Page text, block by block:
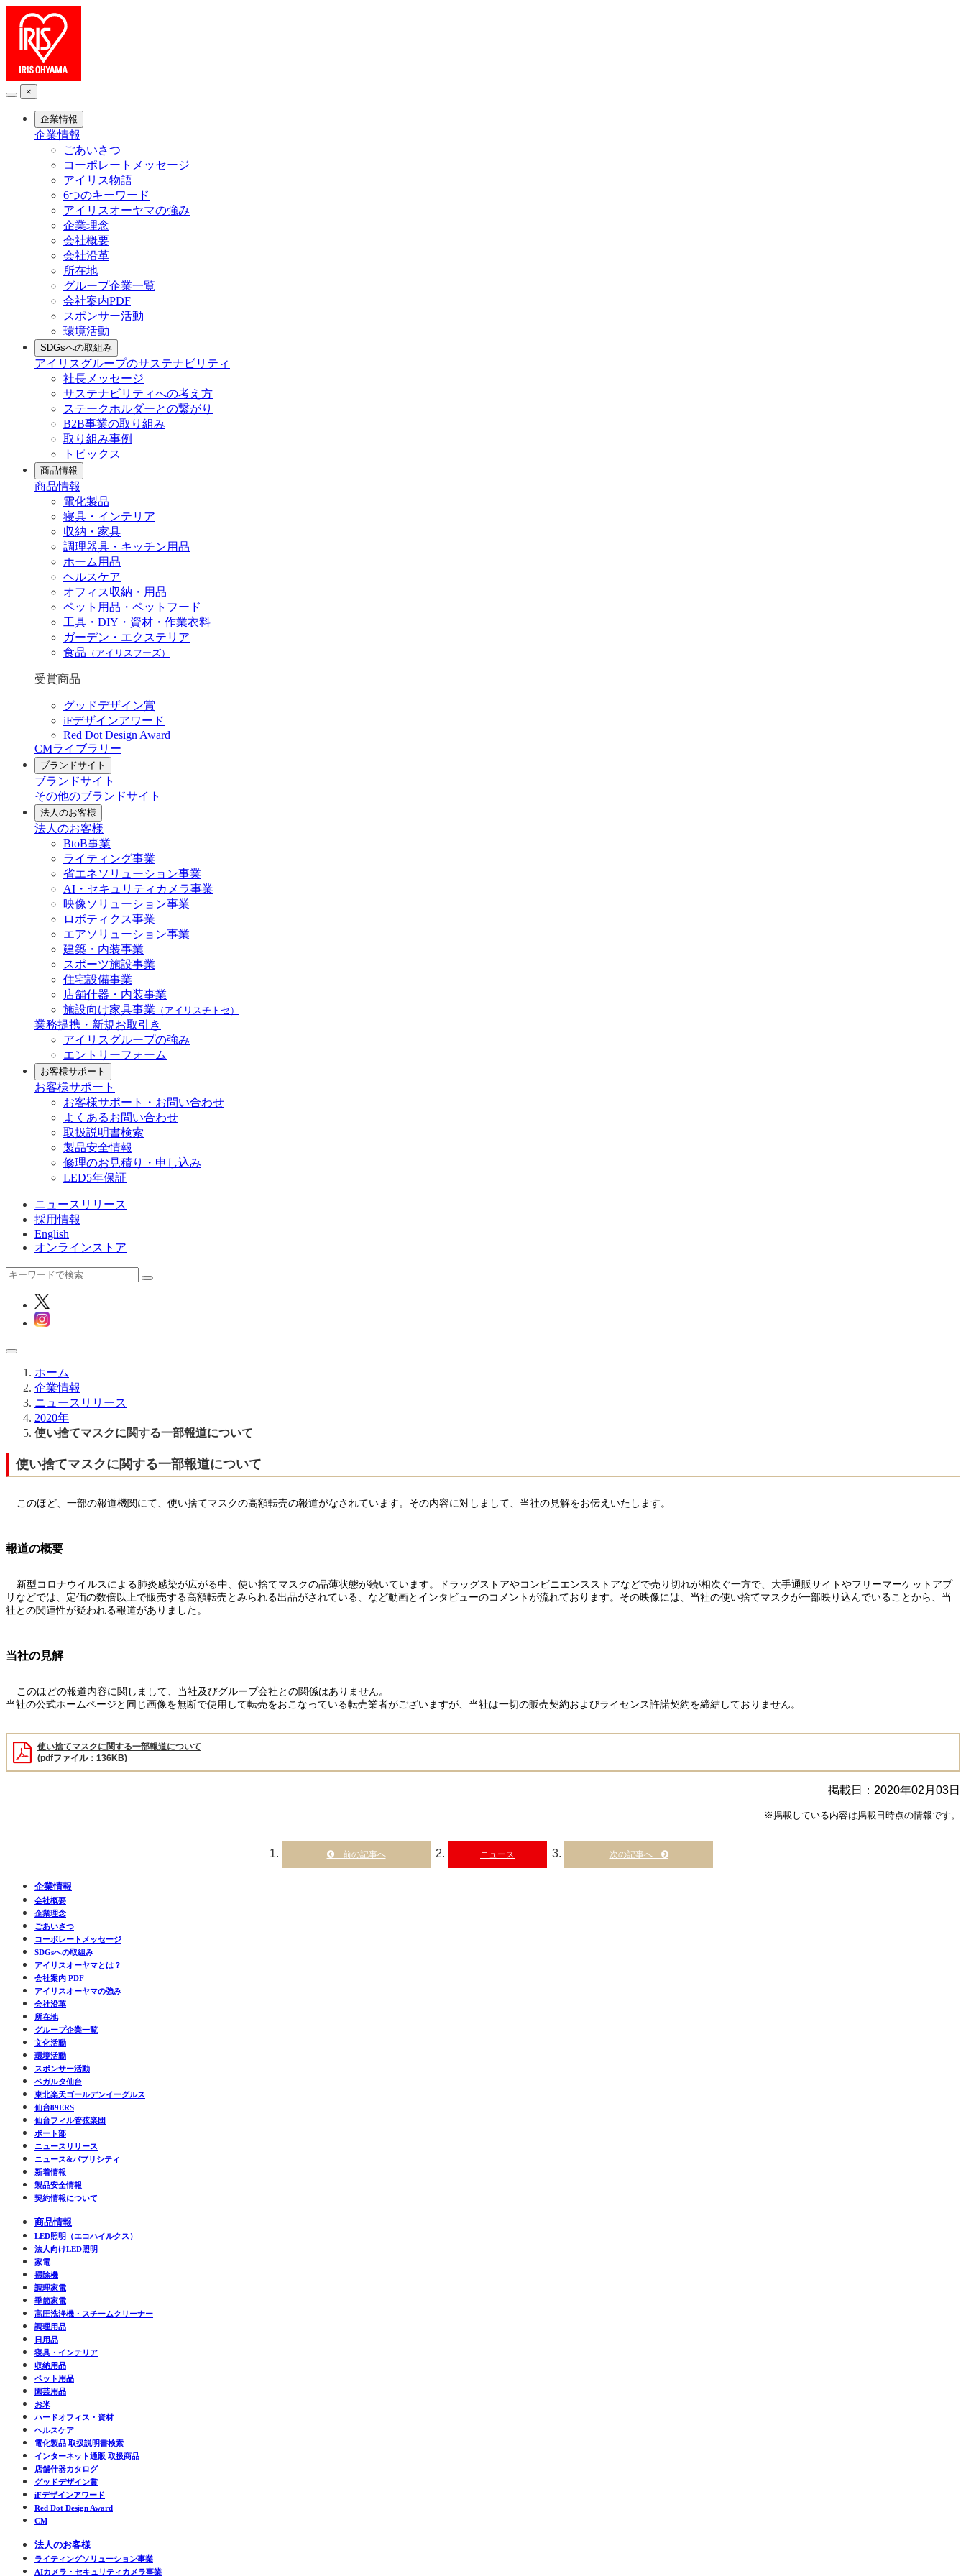
×
企業情報
企業情報
ごあいさつ
コーポレートメッセージ
アイリス物語
6つのキーワード
アイリスオーヤマの強み
企業理念
会社概要
会社沿革
所在地
グループ企業一覧
会社案内PDF
スポンサー活動
環境活動
SDGsへの取組み
アイリスグループのサステナビリティ
社長メッセージ
サステナビリティへの考え方
ステークホルダーとの繋がり
B2B事業の取り組み
取り組み事例
トピックス
商品情報
商品情報
電化製品
寝具・インテリア
収納・家具
調理器具・キッチン用品
ホーム用品
ヘルスケア
オフィス収納・用品
ペット用品・ペットフード
工具・DIY・資材・作業衣料
ガーデン・エクステリア
食品 （アイリスフーズ）
受賞商品
グッドデザイン賞
iFデザインアワード
Red Dot Design Award
CMライブラリー
ブランドサイト
ブランドサイト
その他のブランドサイト
法人のお客様
法人のお客様
BtoB事業
ライティング事業
省エネソリューション事業
AI・セキュリティカメラ事業
映像ソリューション事業
ロボティクス事業
エアソリューション事業
建築・内装事業
スポーツ施設事業
住宅設備事業
店舗什器・内装事業
施設向け家具事業 （アイリスチトセ）
業務提携・新規お取引き
アイリスグループの強み
エントリーフォーム
お客様サポート
お客様サポート
お客様サポート・お問い合わせ
よくあるお問い合わせ
取扱説明書検索
製品安全情報
修理のお見積り・申し込み
LED5年保証
ニュースリリース
採用情報
English
オンラインストア
ホーム
企業情報
ニュースリリース
2020年
使い捨てマスクに関する一部報道について
使い捨てマスクに関する一部報道について
このほど、一部の報道機関にて、使い捨てマスクの高額転売の報道がなされています。その内容に対しまして、当社の見解をお伝えいたします。
報道の概要
新型コロナウイルスによる肺炎感染が広がる中、使い捨てマスクの品薄状態が続いています。ドラッグストアやコンビニエンスストアなどで売り切れが相次ぐ一方で、大手通販サイトやフリーマーケットアプ
リなどでは、定価の数倍以上で販売する高額転売とみられる出品がされている、など動画とインタビューのコメントが流れております。その映像には、当社の使い捨てマスクが一部映り込んでいることから、当
社との関連性が疑われる報道がありました。
当社の見解
このほどの報道内容に関しまして、当社及びグループ会社との関係はありません。
当社の公式ホームページと同じ画像を無断で使用して転売をおこなっている転売業者がございますが、当社は一切の販売契約およびライセンス許諾契約を締結しておりません。
使い捨てマスクに関する一部報道について
(pdfファイル：136KB)
掲載日：2020年02月03日
※掲載している内容は掲載日時点の情報です。
ニュース
企業情報
会社概要
企業理念
ごあいさつ
コーポレートメッセージ
SDGsへの取組み
アイリスオーヤマとは？
会社案内 PDF
アイリスオーヤマの強み
会社沿革
所在地
グループ企業一覧
文化活動
環境活動
スポンサー活動
ベガルタ仙台
東北楽天ゴールデンイーグルス
仙台89ERS
仙台フィル管弦楽団
ボート部
ニュースリリース
ニュース&パブリシティ
新着情報
製品安全情報
契約情報について
商品情報
LED照明（エコハイルクス）
法人向けLED照明
家電
掃除機
調理家電
季節家電
高圧洗浄機・スチームクリーナー
調理用品
日用品
寝具・インテリア
収納用品
ペット用品
園芸用品
お米
ハードオフィス・資材
ヘルスケア
電化製品 取扱説明書検索
インターネット通販 取扱商品
店舗什器カタログ
グッドデザイン賞
iFデザインアワード
Red Dot Design Award
CM
法人のお客様
ライティングソリューション事業
AIカメラ・セキュリティカメラ事業